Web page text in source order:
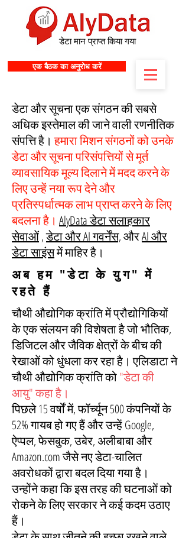
डेटा मान प्राप्त किया गया
एक बैठक का अनुरोध करें
डेटा और सूचनाएक संगठन की सबसे
अधिक इस्तेमाल की जाने वाली रणनीतिक
संपत्ति है।हमारा मिशन संगठनों को उनके
डेटा और सूचना परिसंपत्तियों से मूर्त
व्यावसायिक मूल्य दिलाने में मदद करने के
लिए उन्हें नया रूप देने और
प्रतिस्पर्धात्मक लाभ प्राप्त करने के लिए
बदलना है। AlyData डेटा सलाहकार
सेवाओं,डेटा और AI गवर्नेंस,औरAI और
डेटा साइंसमें माहिर है।
अब हम "डेटा के युग" में
रहते हैं
चौथी औद्योगिक क्रांति में प्रौद्योगिकियों
के एक संलयन की विशेषता है जो भौतिक,
डिजिटल और जैविक क्षेत्रों के बीच की
रेखाओं को धुंधला कर रहा है। एलिडाटा ने
चौथी औद्योगिक क्रांति को"डेटा की
आयु" कहा है।
पिछले 15 वर्षों में, फॉर्च्यून 500 कंपनियों के
52% गायब हो गए हैं और उन्हें Google,
ऐप्पल, फेसबुक, उबेर, अलीबाबा और
Amazon.com जैसे नए डेटा-चालित
अवरोधकों द्वारा बदल दिया गया है।
उन्होंने कहा कि इस तरह की घटनाओं को
रोकने के लिए सरकार ने कई कदम उठाए
हैं।